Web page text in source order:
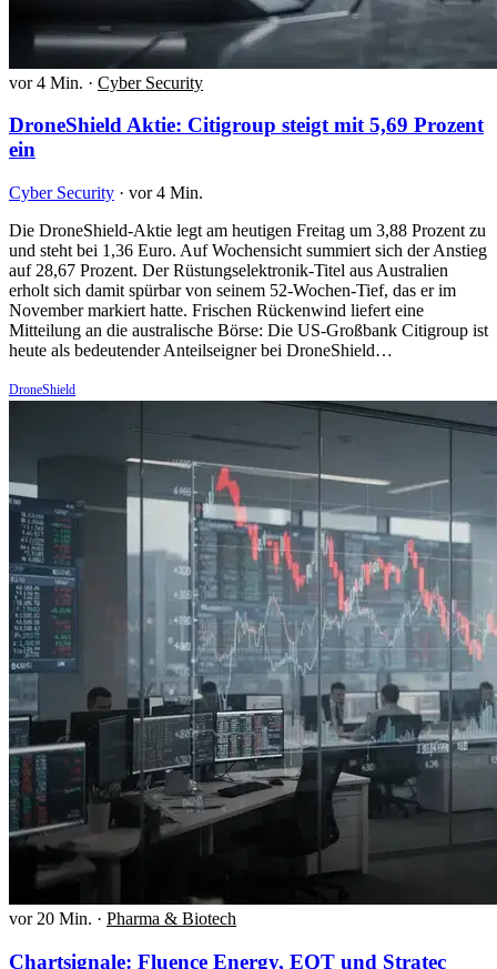
vor 4 Min. · Cyber Security
DroneShield Aktie: Citigroup steigt mit 5,69 Prozent
ein
Cyber Security · vor 4 Min.
Die DroneShield-Aktie legt am heutigen Freitag um 3,88 Prozent zu
und steht bei 1,36 Euro. Auf Wochensicht summiert sich der Anstieg
auf 28,67 Prozent. Der Rüstungselektronik-Titel aus Australien
erholt sich damit spürbar von seinem 52-Wochen-Tief, das er im
November markiert hatte. Frischen Rückenwind liefert eine
Mitteilung an die australische Börse: Die US-Großbank Citigroup ist
heute als bedeutender Anteilseigner bei DroneShield…
DroneShield
vor 20 Min. · Pharma & Biotech
Chartsignale: Fluence Energy, EQT und Stratec